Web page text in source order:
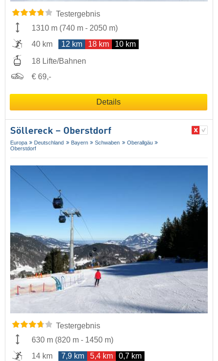
Testergebnis
1310 m (740 m - 2050 m)
40 km
12 km 18 km 10 km
18 Lifte/Bahnen
€ 69,-
Details
Söllereck – Oberstdorf
Europa Deutschland Bayern Schwaben
Oberallgäu
Oberstdorf
Testergebnis
630 m (820 m - 1450 m)
14 km
7,9 km 5,4 km 0,7 km